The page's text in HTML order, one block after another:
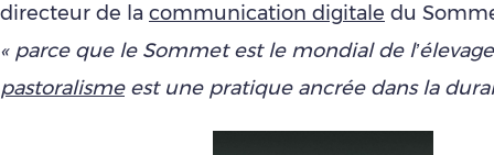
directeur de la communication digitale du
« parce que le Sommet est le mondial de
pastoralismeest une pratique ancrée dans la